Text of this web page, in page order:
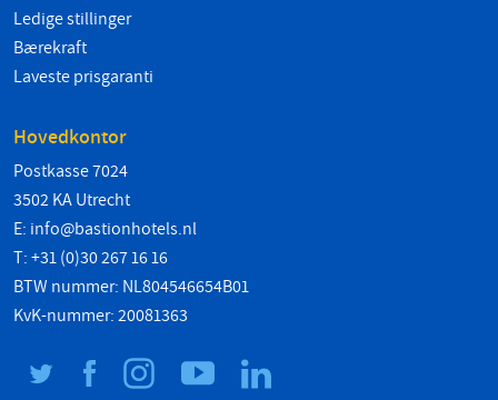
Ledige stillinger
Bærekraft
Laveste prisgaranti
Hovedkontor
Postkasse 7024
3502 KA Utrecht
E: info@bastionhotels.nl
T: +31 (0)30 267 16 16
BTW nummer: NL804546654B01
KvK-nummer: 20081363